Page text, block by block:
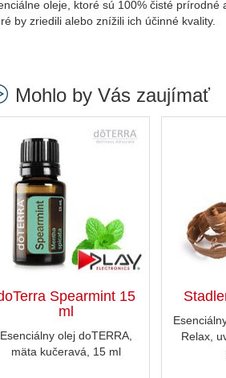
oleje, ktoré sú 100% čisté prírodné
by zriedili alebo znížili ich účinné kvality.
Mohlo by Vás zaujímať
Spearmint 15
ml
Esenciálny olej doTERRA,
mäta kučeravá, 15 ml
Relax,